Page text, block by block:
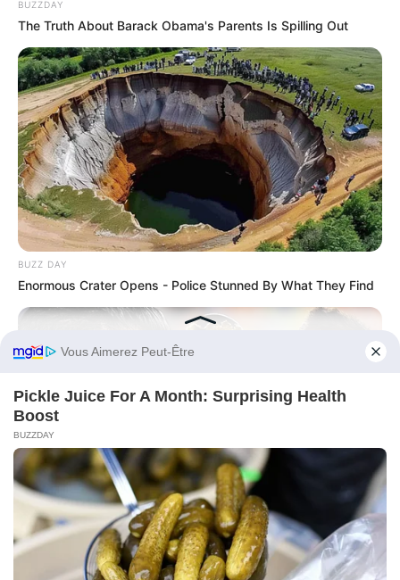
BUZZDAY
The Truth About Barack Obama's Parents Is Spilling Out
BUZZ DAY
Enormous Crater Opens - Police Stunned By What They Find
BRAINBERRIES
10 Reasons World Cup 2026 Will Make History
Before You Go